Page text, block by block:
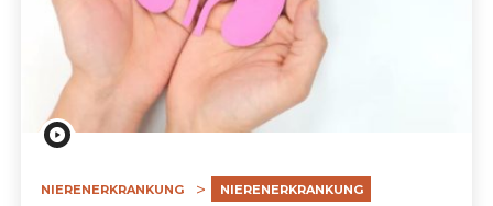
NIERENERKRANKUNG NIERENERKRANKUNG